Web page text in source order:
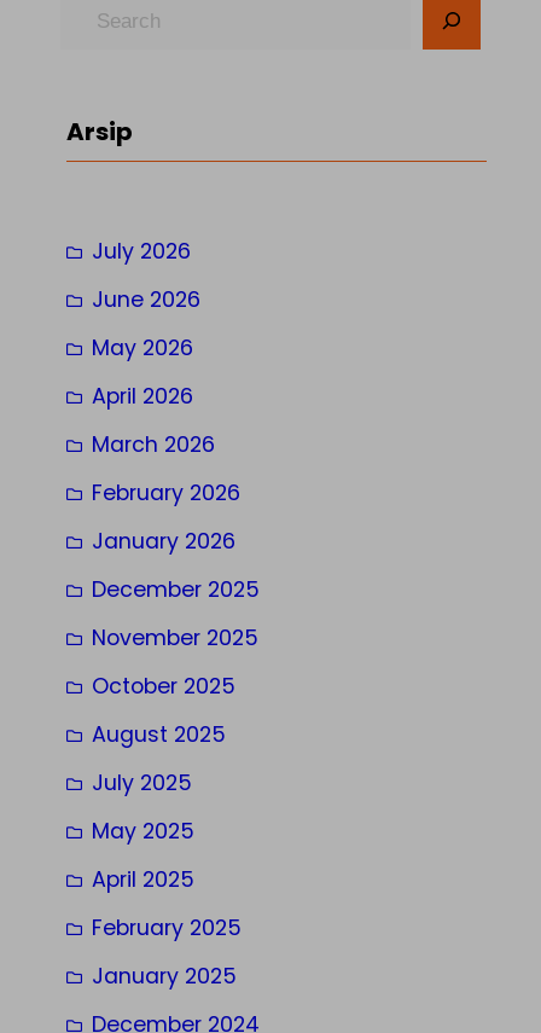
c
Arsip
July 2026
June 2026
May 2026
April 2026
March 2026
February 2026
January 2026
December 2025
November 2025
October 2025
August 2025
July 2025
May 2025
April 2025
February 2025
January 2025
December 2024